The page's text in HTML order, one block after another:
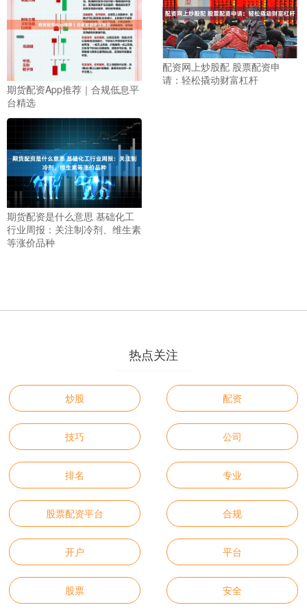
期货配资App推荐｜合规低息平
台精选
配资网上炒股配 股票配资申
请：轻松撬动财富杠杆
期货配资是什么意思 基础化工
行业周报：关注制冷剂、维生素
等涨价品种
热点关注
炒股 配资
技巧 公司
排名 专业
股票配资平台 合规
开户 平台
股票 安全